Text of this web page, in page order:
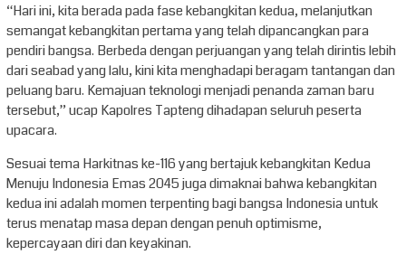
“Hari ini, kita berada pada fase kebangkitan kedua, melanjutkan
semangat kebangkitan pertama yang telah dipancangkan para
pendiri bangsa. Berbeda dengan perjuangan yang telah dirintis lebih
dari seabad yang lalu, kini kita menghadapi beragam tantangan dan
peluang baru. Kemajuan teknologi menjadi penanda zaman baru
tersebut,” ucap Kapolres Tapteng dihadapan seluruh peserta
upacara.
Sesuai tema Harkitnas ke-116 yang bertajuk kebangkitan Kedua
Menuju Indonesia Emas 2045 juga dimaknai bahwa kebangkitan
kedua ini adalah momen terpenting bagi bangsa Indonesia untuk
terus menatap masa depan dengan penuh optimisme,
kepercayaan diri dan keyakinan.